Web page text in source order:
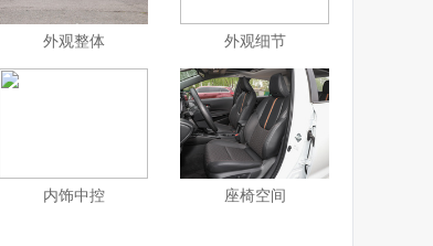
外观整体 外观细节
内饰中控 座椅空间